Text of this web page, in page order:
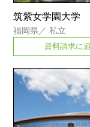
筑紫女学園大学
福岡県 ／私立
資料請求に